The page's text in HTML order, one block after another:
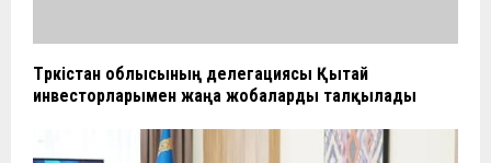
Түркістан облысының делегациясы Қытай
инвесторларымен жаңа жобаларды талқылады